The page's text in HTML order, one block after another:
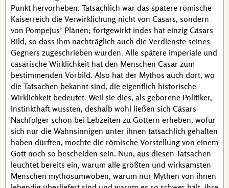
Punkt hervorheben. Tatsächlich war das spätere römische
Kaiserreich die Verwirklichung nicht von Cäsars, sondern
von Pompejus’ Plänen; fortgewirkt indes hat einzig Cäsars
Bild, so dass ihm nachträglich auch die Verdienste seines
Gegners zugeschrieben wurden. Alle spätere imperiale und
cäsarische Wirklichkeit hat den Menschen Cäsar zum
bestimmenden Vorbild. Also hat der Mythos auch dort, wo
die Tatsachen bekannt sind, die eigentlich historische
Wirklichkeit bedeutet. Weil sie dies, als geborene Politiker,
instinkthaft wussten, deshalb wohl ließen sich Cäsars
Nachfolger schon bei Lebzeiten zu Göttern erheben, wofür
sich nur die Wahnsinnigen unter ihnen tatsächlich gehalten
haben dürften, mochte die römische Vorstellung von einem
Gott noch so bescheiden sein. Nun, aus diesen Tatsachen
leuchtet bereits ein, warum alle größten und wirksamsten
Menschen mythosumwoben, warum nur Mythen von ihnen